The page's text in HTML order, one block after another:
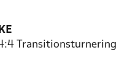
Transitionsturnering